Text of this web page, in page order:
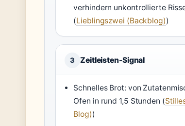
verhindern unkontrollierte
(Lieblingszwei (Backblog))
3 Zeitleisten-Signal
Schnelles Brot: von
Ofen in rund 1,5 Stunden (
Blog))